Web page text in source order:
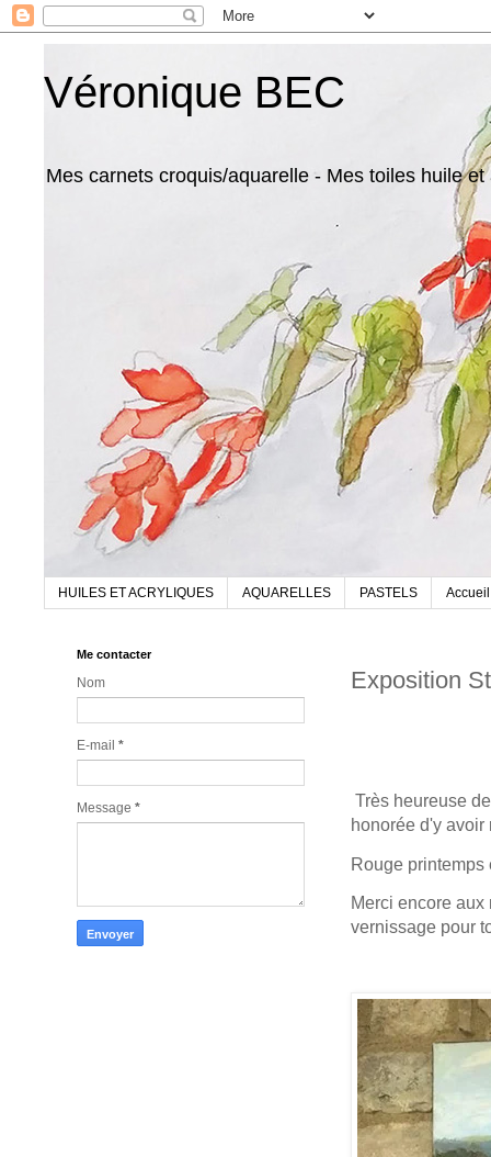
Véronique BEC
Mes carnets croquis/aquarelle - Mes toiles huile et
HUILES ET ACRYLIQUES AQUARELLES PASTELS Accueil
Exposition
Très heureuse
honorée d'y
Rouge printemps
Merci encore
vernissage pour
Me contacter
Nom
E-mail *
Message *